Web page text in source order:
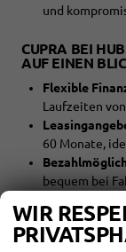
und
CUPRA BEI
AUF EINEN
Flexible
Laufzeiten
60 Monate,
bequem bei
Rundum-
wir kümmern
WIR